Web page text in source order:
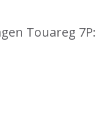
Touareg 7P: